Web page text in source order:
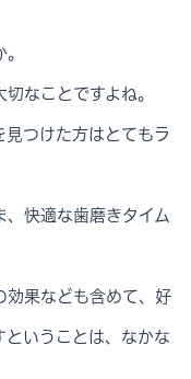
なことですよね。
つけた方はとてもラ
快適な歯磨きタイム
効果なども含めて、好
いうことは、なかな